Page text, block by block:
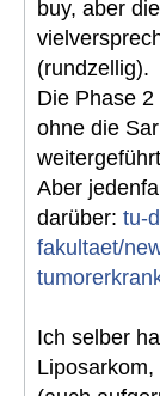
buy, aber
(rundzellig).
Die Phase
ohne die
Aber
darüber: tu-
fakultaet/
Ich selber